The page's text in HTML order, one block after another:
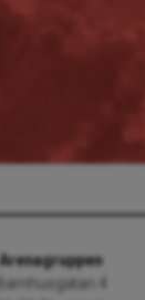
Arenagruppen
Barnhusgatan 4